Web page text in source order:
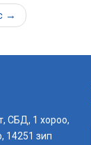
→
СБД, 1 хороо,
14251 зип